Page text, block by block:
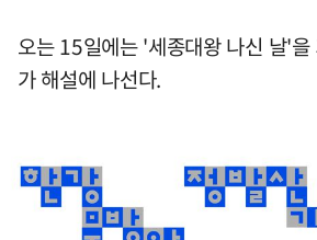
오는 15일에는 '세종대왕 나신 날'
가 해설에 나선다.